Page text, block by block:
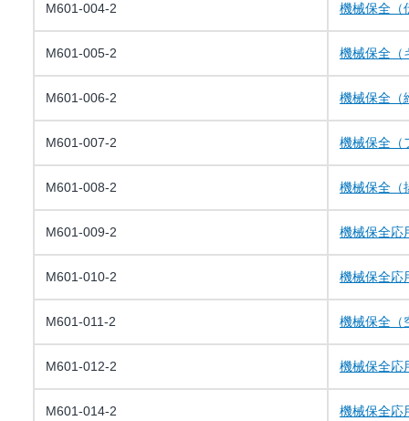
M601-004-2 機械保全（
M601-005-2 機械保全（
M601-006-2 機械保全（
M601-007-2 機械保全（
M601-008-2 機械保全（
M601-009-2 機械保全応
M601-010-2 機械保全応
M601-011-2 機械保全（
M601-012-2 機械保全応
M601-014-2 機械保全応